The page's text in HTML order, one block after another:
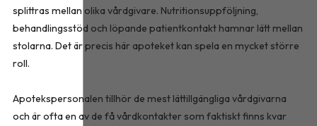
splittras mellan olika vårdgivare. Nutritionsuppföljning,
behandlingsstöd och löpande patientkontakt hamnar lätt mellan
stolarna. Det är precis här apoteket kan spela en mycket större
roll.
Apotekspersonalen tillhör de mest lättillgängliga vårdgivarna
och är ofta en av de få vårdkontakter som faktiskt finns kvar